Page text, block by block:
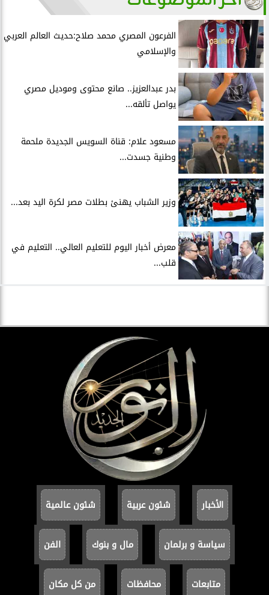
الفرعون المصري محمد صلاح:حديث العالم العربي
والإسلامي
بدر عبدالعزيز.. صانع محتوى وموديل مصري
يواصل تألقه...
مسعود علام: قناة السويس الجديدة ملحمة
وطنية جسدت...
وزير الشباب يهنئ بطلات مصر لكرة اليد بعد...
معرض أخبار اليوم للتعليم العالي.. التعليم في
قلب...
الأخبار شئون عربية شئون عالمية
سياسة و برلمان مال و بنوك الفن
متابعات محافظات من كل مكان